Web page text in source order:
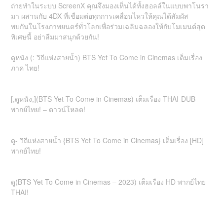
ถ่ายทำในระบบ ScreenX คุณจึงมองเห็นได้ทั้งฮอลล์ในแบบพาโนรา
มา ผสานกับ 4DX ที่เชื่อมต่อทุกการเคลื่อนไหวให้คุณได้สัมผัส
พบกันในโรงภาพยนตร์ทั่วโลกเพื่อร่วมเฉลิมฉลองให้กับโมเมนต์สุด
พิเศษนี้ อย่าลืมมาสนุกด้วยกัน!
ดูหนัง (: วิถีแห่งสายน้ำ) BTS Yet To Come in Cinemas เต็มเรื่อง
ภาค ไทย!
[,ดูหนัง,](BTS Yet To Come in Cinemas) เต็มเรื่อง THAI-DUB
พากย์ไทย! – ดาวน์โหลด!
ดู- วิถีแห่งสายน้ำ {BTS Yet To Come in Cinemas} เต็มเรื่อง [HD]
พากย์ไทย!
ดู(BTS Yet To Come in Cinemas – 2023) เต็มเรื่อง HD พากย์ไทย
THAI!